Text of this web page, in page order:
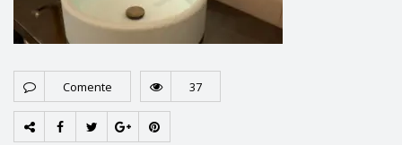
Comente 37